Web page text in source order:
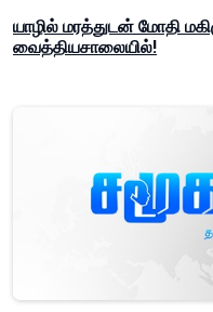
யாழில் மரத்துடன் மோதி
வைத்தியசாலையில்!